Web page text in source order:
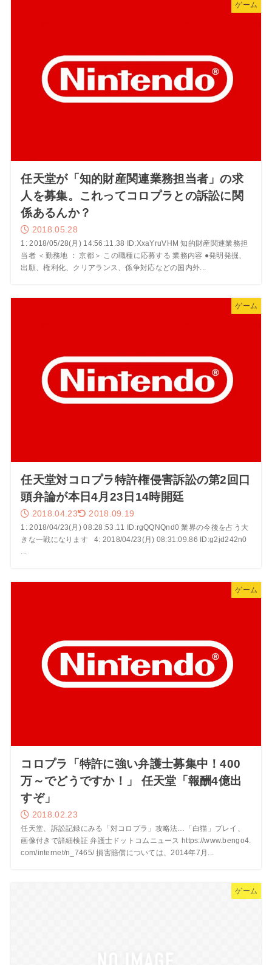
ゲーム
任天堂が「知的財産関連業務担当者」の求
人を募集。これってコロプラとの訴訟に関
係あるんか？
2018.05.28
1: 2018/05/28(月) 14:56:11.38 ID:XxaYruVHM 知的財産関連業務担
当者 ＜勤務地 ： 京都＞ この職種に応募する 業務内容 ●発明発掘、
出願、権利化、クリアランス、係争対応などの国内外...
ゲーム
任天堂対コロプラ特許権侵害訴訟の第2回口
頭弁論が本日4月23日14時開廷
2018.04.23 2018.09.19
1: 2018/04/23(月) 08:28:53.11 ID:rgQQNQnd0 業界の今後を占う大
きな一戦になります 4: 2018/04/23(月) 08:31:09.86 ID:g2jd242n0
ゲーム
コロプラ「特許に強い弁護士募集中！400
万～でどうですか！」 任天堂「報酬4億出
すぞ」
2018.02.23
任天堂、訴訟記録にみる「対コロプラ」攻略法…「白猫」プレイ、
画像付きで詳細検証 弁護士ドットコムニュース https://www.bengo4.
com/internet/n_7465/ 損害賠償については、2014年7月...
ゲーム